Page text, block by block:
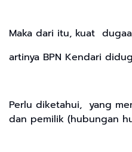
Maka dari itu, kuat
artinya BPN Kendari
Perlu diketahui, yang
dan pemilik (hubungan